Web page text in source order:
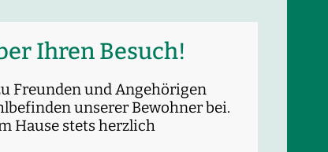
Ihren Besuch!
Freunden und Angehörigen
unserer Bewohner bei.
Hause stets herzlich